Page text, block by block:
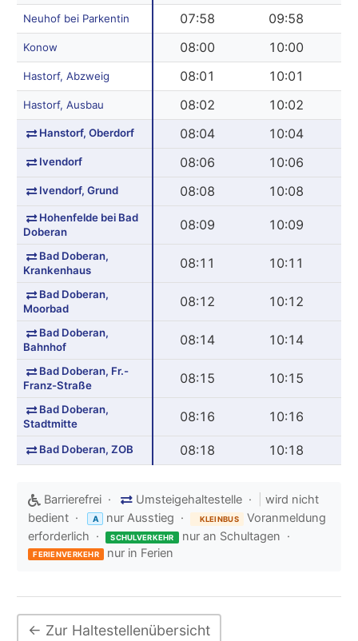
Neuhof bei Parkentin 07:58 09:58
Konow 08:00 10:00
Hastorf, Abzweig 08:01 10:01
Hastorf, Ausbau 08:02 10:02
Hanstorf, Oberdorf 08:04 10:04
Ivendorf 08:06 10:06
Ivendorf, Grund 08:08 10:08
Hohenfelde bei Bad
Doberan
08:09 10:09
Bad Doberan,
Krankenhaus
08:11 10:11
Bad Doberan,
Moorbad
08:12 10:12
Bad Doberan,
Bahnhof
08:14 10:14
Bad Doberan, Fr.-
Franz-Straße
08:15 10:15
Bad Doberan,
Stadtmitte
08:16 10:16
Bad Doberan, ZOB 08:18 10:18
Barrierefrei · Umsteigehaltestelle ·
wird nicht
bedient ·
A nur Ausstieg · KLEINBUS
Voranmeldung
erforderlich · SCHULVERKEHR nur an Schultagen ·
FERIENVERKEHR nur in Ferien
← Zur Haltestellenübersicht